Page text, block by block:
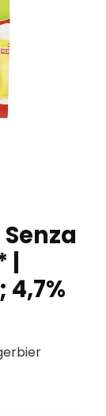
4,7%